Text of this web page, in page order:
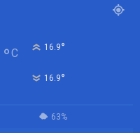
°C 16.9°
16.9°
63%